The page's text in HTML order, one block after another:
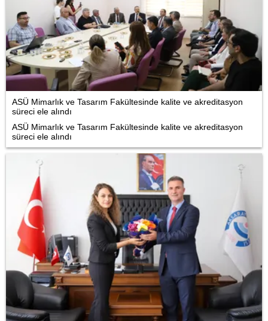
ASÜ Mimarlık ve Tasarım Fakültesinde kalite ve akreditasyon
süreci ele alındı
ASÜ Mimarlık ve Tasarım Fakültesinde kalite ve akreditasyon
süreci ele alındı